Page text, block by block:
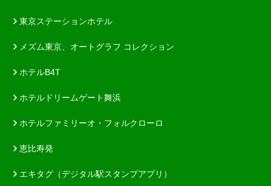
東京ステーションホテル
メズム東京、オートグラフ コレクション
ホテルB4T
ホテルドリームゲート舞浜
ホテルファミリーオ・フォルクローロ
恵比寿発
エキタグ（デジタル駅スタンプアプリ）